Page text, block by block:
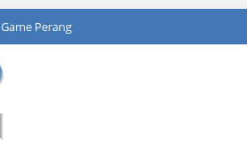
Game Perang